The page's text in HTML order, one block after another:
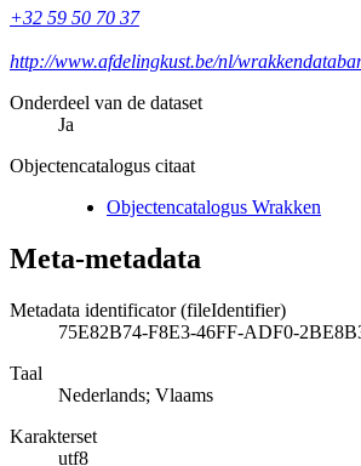
+32 59 50 70 37
http://www.afdelingkust.be/nl/
Onderdeel van de dataset
Ja
Objectencatalogus citaat
Objectencatalogus Wrakken
Meta-metadata
Metadata identificator (fileIdentifier)
75E82B74-F8E3-46FF-ADF0-
Taal
Nederlands; Vlaams
Karakterset
utf8